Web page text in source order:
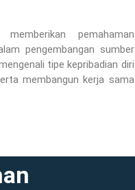
pemahaman
pengembangan sumber
tipe kepribadian diri
membangun kerja sama